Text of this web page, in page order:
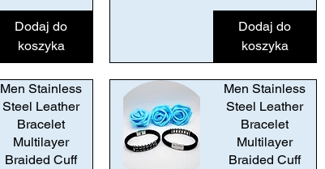
Dodaj do
koszyka
Dodaj do
koszyka
Men Stainless
Steel Leather
Bracelet
Multilayer
Braided Cuff
Men Stainless
Steel Leather
Bracelet
Multilayer
Braided Cuff